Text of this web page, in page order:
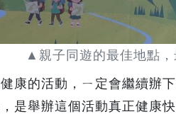
▲親子同遊的最佳地點
康的活動，ㄧ定會繼續辦
是舉辦這個活動真正健康快